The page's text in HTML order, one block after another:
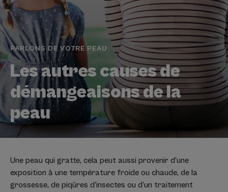
PARLONS DE VOTRE PEAU
Les autres causes de
démangeaisons de la
peau
Une peau qui gratte, cela peut aussi provenir d’une
exposition à une température froide ou chaude, de la
grossesse, de piqûres d’insectes ou d’un traitement